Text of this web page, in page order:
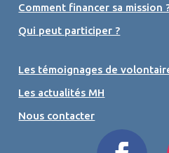
Comment financer sa mission
Qui peut participer ?
Les témoignages de
Les actualités MH
Nous contacter